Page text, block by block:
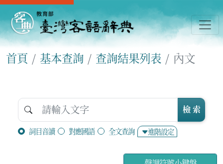
首頁 基本查詢 查詢結果列表 內文
詞目音讀 對應國語 全文查詢 進階設定
檢 索